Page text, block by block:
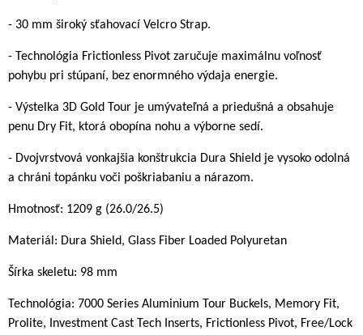
- 30 mm široký sťahovací Velcro Strap.
- Technológia Frictionless Pivot zaručuje maximálnu voľnosť
pohybu pri stúpaní, bez enormného výdaja energie.
- Výstelka 3D Gold Tour je umývateľná a priedušná a obsahuje
penu Dry Fit, ktorá obopína nohu a výborne sedí.
- Dvojvrstvová vonkajšia konštrukcia Dura Shield je vysoko odolná
a chráni topánku voči poškriabaniu a nárazom.
Hmotnosť: 1209 g (26.0/26.5)
Materiál: Dura Shield, Glass Fiber Loaded Polyuretan
Šírka skeletu: 98 mm
Technológia: 7000 Series Aluminium Tour Buckels, Memory Fit,
Prolite, Investment Cast Tech Inserts, Frictionless Pivot, Free/Lock